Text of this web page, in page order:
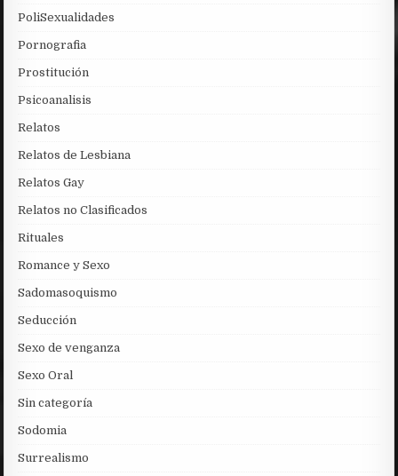
PoliSexualidades
Pornografia
Prostitución
Psicoanalisis
Relatos
Relatos de Lesbiana
Relatos Gay
Relatos no Clasificados
Rituales
Romance y Sexo
Sadomasoquismo
Seducción
Sexo de venganza
Sexo Oral
Sin categoría
Sodomia
Surrealismo